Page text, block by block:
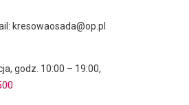
kresowaosada@op.pl
godz. 10:00 – 19:00,